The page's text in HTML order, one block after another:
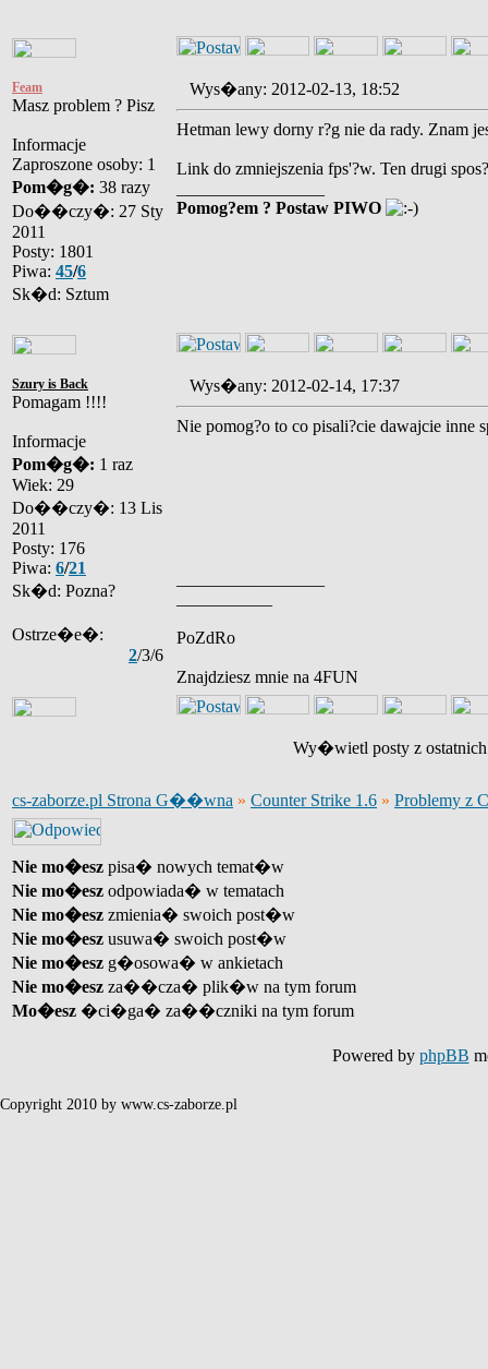
Feam
Masz problem ? Pisz
Informacje
Zaproszone osoby: 1
Pom�g�: 38 razy
Do��czy�: 27 Sty
2011
Posty: 1801
Piwa: 45/6
Sk�d: Sztum
Wys�any: 2012-02-13, 18:52
Hetman lewy dorny r?g nie da rady. Znam
Link do zmniejszenia fps'?w. Ten drugi
Pomog?em ? Postaw PIWO
Szury is Back
Pomagam !!!!
Informacje
Pom�g�: 1 raz
Wiek: 29
Do��czy�: 13 Lis
2011
Posty: 176
Piwa: 6/21
Sk�d: Pozna?
Ostrze�e�:
2/3/6
Wys�any: 2012-02-14, 17:37
Nie pomog?o to co pisali?cie dawajcie inne
PoZdRo
Znajdziesz mnie na 4FUN
Wy�wietl posty z
cs-zaborze.pl Strona G��wna » Counter Strike 1.6 » Problemy z
Nie mo�esz pisa� nowych temat�w
Nie mo�esz odpowiada� w tematach
Nie mo�esz zmienia� swoich post�w
Nie mo�esz usuwa� swoich post�w
Nie mo�esz g�osowa� w ankietach
Nie mo�esz za��cza� plik�w na tym forum
Mo�esz �ci�ga� za��czniki na tym forum
Powered by phpBB
Copyright 2010 by www.cs-zaborze.pl